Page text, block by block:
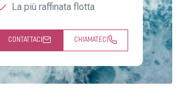
La più raffinata flotta
CONTATTACI CHIAMATECI